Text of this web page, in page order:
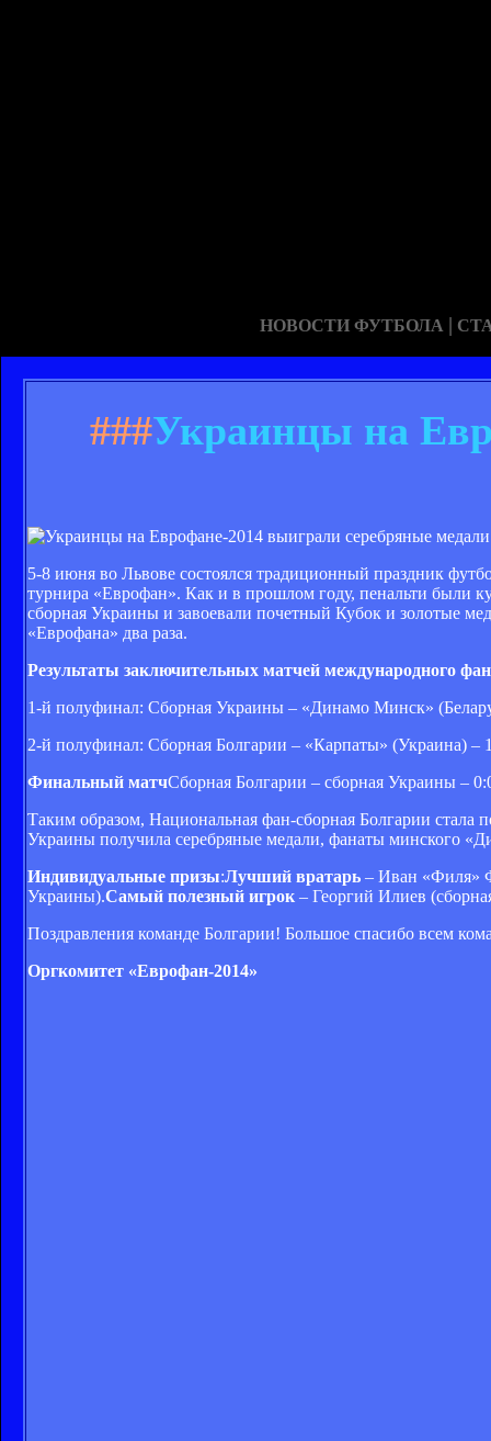
НОВОСТИ ФУТБОЛА |
###Украинцы на
5-8 июня во Львове состоялся традиционный праздник
турнира «Еврофан». Как и в прошлом году, пенальти были
сборная Украины и завоевали почетный Кубок и золотые
«Еврофана» два раза.
Результаты заключительных матчей международного
1-й полуфинал: Сборная Украины – «Динамо Минск»
2-й полуфинал: Сборная Болгарии – «Карпаты» (Украина) –
Финальный матчСборная Болгарии – сборная Украины –
Таким образом, Национальная фан-сборная Болгарии
Украины получила серебряные медали, фанаты минского
Индивидуальные призы:Лучший вратарь – Иван «Филя»
Украины).Самый полезный игрок – Георгий Илиев
Поздравления команде Болгарии! Большое спасибо всем
Оргкомитет «Еврофан-2014»